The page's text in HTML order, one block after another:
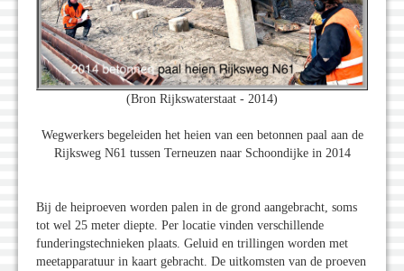
(Bron Rijkswaterstaat - 2014)
Wegwerkers begeleiden het heien van een betonnen paal aan de
Rijksweg N61 tussen Terneuzen naar Schoondijke in 2014
Bij de heiproeven worden palen in de grond aangebracht, soms
tot wel 25 meter diepte. Per locatie vinden verschillende
funderingstechnieken plaats. Geluid en trillingen worden met
meetapparatuur in kaart gebracht. De uitkomsten van de proeven